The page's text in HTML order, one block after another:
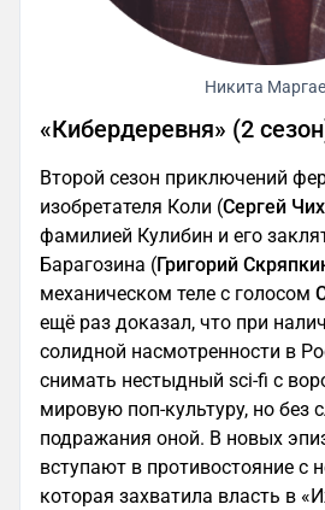
Никита
«Кибердеревня» (2
Второй сезон приключений
изобретателя Коли (Сергей
фамилией Кулибин и его
Барагозина (Григорий
механическом теле с голосом
ещё раз доказал, что при
солидной насмотренности в
снимать нестыдный sci-fi с
мировую поп-культуру, но без
подражания оной. В новых
вступают в противостояние с
которая захватила власть в